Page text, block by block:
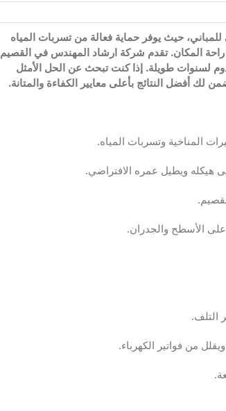
حيث يوفر حماية فعالة من تسربات المياه
راحة المكان. تقدم شركة ارشاد المهندس في القصيم
لسنوات طويلة. إذا كنت تبحث عن الحل الأمثل
أفضل النتائج بأعلى معايير الكفاءة والمتانة.
المناخية وتسربات المياه.
هيكله ويطيل عمره الافتراضي.
على الأسطح والجدران.
التلف.
من فواتير الكهرباء.